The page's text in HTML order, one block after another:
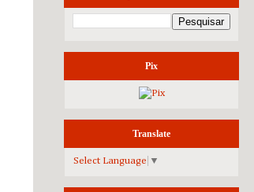
Pix
Translate
Select Language ▼